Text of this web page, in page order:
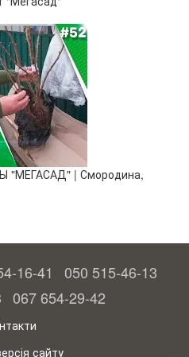
| Смородина,
16-41
050 515-46-13
067 654-29-42
сайту